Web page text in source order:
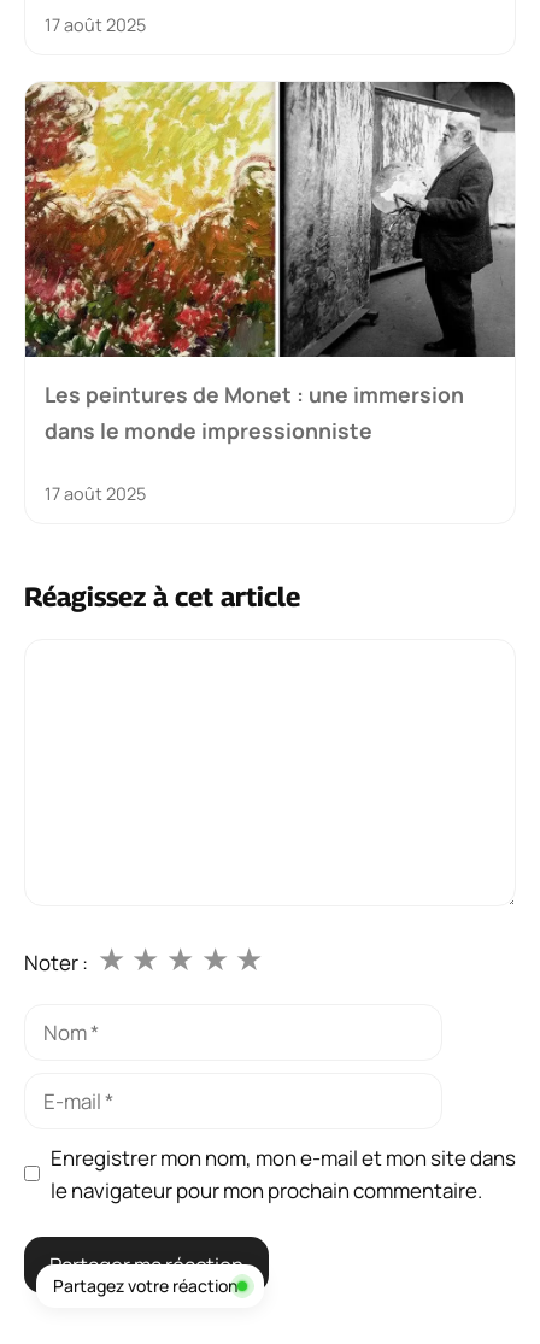
17 août 2025
Les peintures de Monet : une immersion
dans le monde impressionniste
17 août 2025
Réagissez à cet article
Noter : ★
★
★
★
★
Nom
Enregistrer mon nom, mon e-mail et mon site dans
le navigateur pour mon prochain commentaire.
Partagez votre réaction